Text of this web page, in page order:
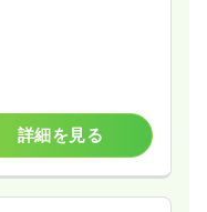
詳細を見る